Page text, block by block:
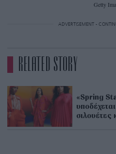
Getty
ADVERTISEMENT -
RELATED STORY
«Spring
σιλουέτες